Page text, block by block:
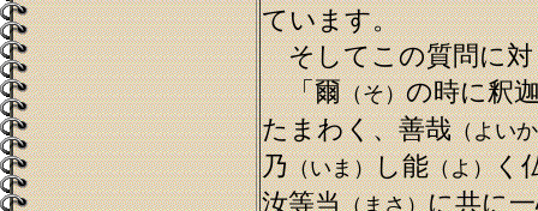
ています。
そしてこの質問に対
「爾（そ）の時に釈
たまわく、善哉（よい
乃（いま）し能（よ）く
汝等当（まさ）に共に